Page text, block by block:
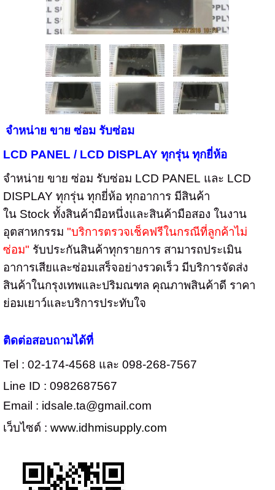
จำหน่าย ขาย ซ่อม รับซ่อม
LCD PANEL / LCD DISPLAY ทุกรุ่น ทุกยี่ห้อ
จำหน่าย ขาย ซ่อม รับซ่อม LCD PANEL และ LCD
DISPLAY ทุกรุ่น ทุกยี่ห้อ ทุกอาการ มีสินค้า
ใน Stock ทั้งสินค้ามือหนึ่งและสินค้ามือสอง ในงาน
อุตสาหกรรม "บริการตรวจเช็คฟรีในกรณีที่ลูกค้าไม่
ซ่อม" รับประกันสินค้าทุกรายการ สามารถประเมิน
อาการเสียและซ่อมเสร็จอย่างรวดเร็ว มีบริการจัดส่ง
สินค้าในกรุงเทพและปริมณฑล คุณภาพสินค้าดี ราคา
ย่อมเยาว์และบริการประทับใจ
ติดต่อสอบถามได้ที่
Tel : 02-174-4568 และ 098-268-7567
Line ID : 0982687567
Email : idsale.ta@gmail.com
เว็บไซต์ : www.idhmisupply.com